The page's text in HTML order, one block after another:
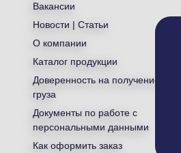
Вакансии
Новости | Статьи
О компании
Каталог продукции
Доверенность на получение
груза
Документы по работе с
персональными данными
Как оформить заказ